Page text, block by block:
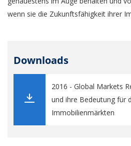
wenn sie die Zukunftsfähigkeit ihrer
Downloads
2016 - Global Markets
und ihre Bedeutung für
Immobilienmärkten